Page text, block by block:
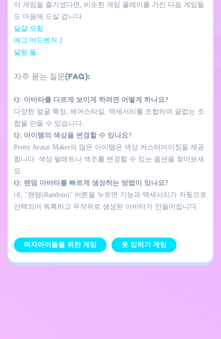
이 게임을 즐기셨다면, 비슷한 게임 플레이를 가진 다음 게임들
도 마음에 드실 겁니다.
달걀 모험
에그 어드벤처 2
달링 돌
자주 묻는 질문(FAQ):
Q: 아바타를 다르게 보이게 하려면 어떻게 하나요?
다양한 얼굴 특징, 헤어스타일, 액세서리를 조합하여 끝없는 조
합을 만들 수 있습니다.
Q: 아이템의 색상을 변경할 수 있나요?
Pretty Avatar Maker의 많은 아이템은 색상 커스터마이징을 제공
합니다. 색상 팔레트나 색조를 변경할 수 있는 옵션을 찾아보세
요.
Q: 랜덤 아바타를 빠르게 생성하는 방법이 있나요?
네, "랜덤(Random)" 버튼을 누르면 기능과 액세서리가 자동으로
선택되어 독특하고 무작위로 생성된 아바타가 만들어집니다.
여자아이들을 위한 게임 옷 입히기 게임